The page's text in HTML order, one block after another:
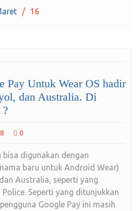
16
Pay Untuk Wear OS hadir
dan Australia. Di
0
bisa digunakan dengan
baru untuk Android Wear)
Australia, seperti yang
Seperti yang ditunjukkan
Google Pay ini masih